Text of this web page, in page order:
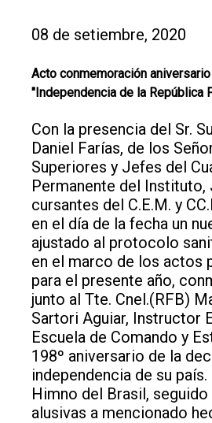
08 de setiembre, 2020
Acto conmemoración
"Independencia de la República
Con la presencia del Sr.
Daniel Farías, de los
Superiores y Jefes del
Permanente del Instituto,
cursantes del C.E.M. y
en el día de la fecha un
ajustado al protocolo
en el marco de los actos
para el presente año,
junto al Tte. Cnel.(RFB)
Sartori Aguiar, Instructor
Escuela de Comando y
198º aniversario de la
independencia de su
Himno del Brasil, seguido
alusivas a mencionado